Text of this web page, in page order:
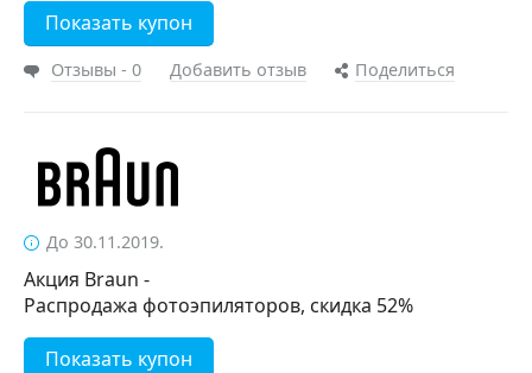
Показать купон
Отзывы - 0 Добавить отзыв Поделиться
До 30.11.2019.
Акция Braun -
Распродажа фотоэпиляторов, скидка 52%
Показать купон